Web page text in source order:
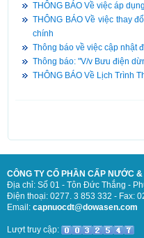
THÔNG BÁO Về việc áp
THÔNG BÁO Về việc thay
chính
Thông báo về việc cập nhật
Thông báo: "V/v Bưu điện
THÔNG BÁO Về Lịch Trình
CÔNG TY CỔ PHẦN CẤP NƯỚC
Địa chỉ: Số 01 - Tôn Đức Thắng -
Điện thoại: 0277. 3 853 332 - Fax:
Email: capnuocdt@dowasen.com
Lượt truy cập: